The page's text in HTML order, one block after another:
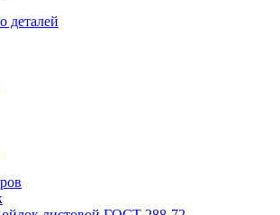
деталей